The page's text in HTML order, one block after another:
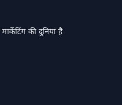
की दुनिया है